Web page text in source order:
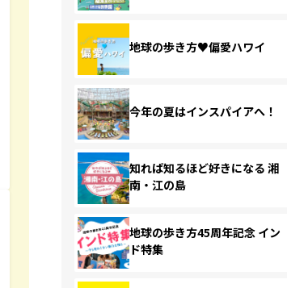
地球の歩き方♥偏愛ハワイ
今年の夏はインスパイアへ！
知れば知るほど好きになる 湘
南・江の島
地球の歩き方45周年記念 イン
ド特集